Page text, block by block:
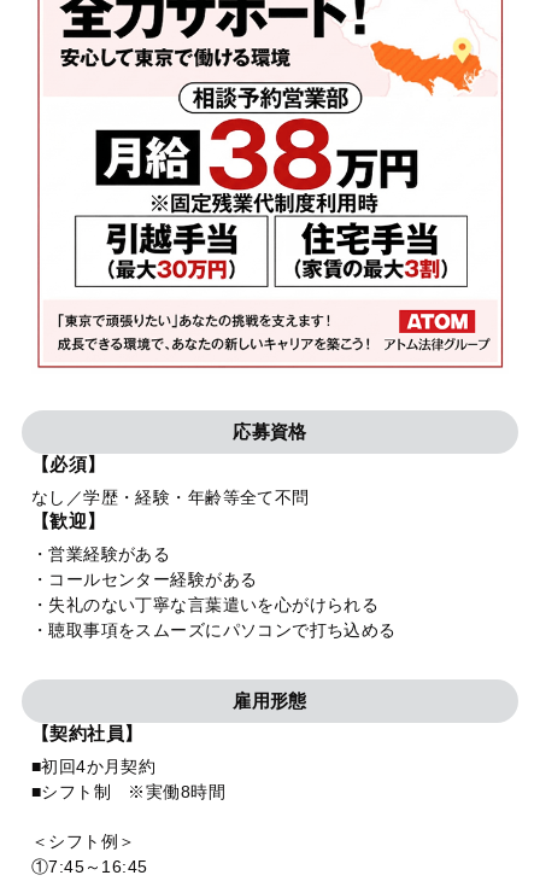
応募資格
【必須】
なし／学歴・経験・年齢等全て不問
【歓迎】
・営業経験がある
・コールセンター経験がある
・失礼のない丁寧な言葉遣いを心がけられる
・聴取事項をスムーズにパソコンで打ち込める
雇用形態
【契約社員】
■初回4か月契約
■シフト制 ※実働8時間
＜シフト例＞
①7:45～16:45